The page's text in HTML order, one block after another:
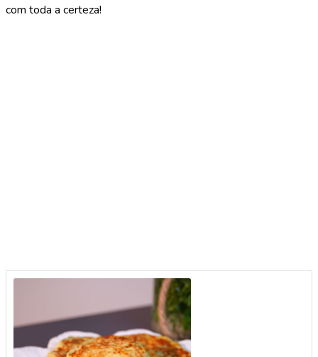
com toda a certeza!